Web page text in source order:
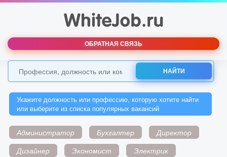
ОБРАТНАЯ СВЯЗЬ
НАЙТИ
Укажите должность или профессию, которую хотите найти
или выберите из списка популярных вакансий
Администратор Бухгалтер
Директор
Дизайнер
Экономист
Электрик